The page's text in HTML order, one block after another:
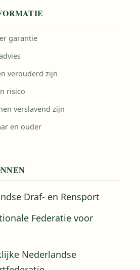
garantie
verouderd zijn
risico
verslavend zijn
en ouder
Draf- en Rensport
Federatie voor
Nederlandse